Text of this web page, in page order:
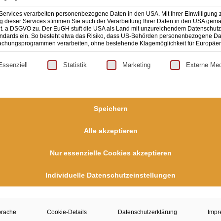
VERANSTALTUNGEN
Hinweis
Es sind keine anstehenden
Veranstaltungen vorhanden.
verarbeiten personenbezogene Daten in den USA. Mit Ihrer Einwilligung
dieser Services stimmen Sie auch der Verarbeitung Ihrer Daten in den USA
a DSGVO zu. Der EuGH stuft die USA als Land mit unzureichendem
ein. So besteht etwa das Risiko, dass US-Behörden personenbezogene
verarbeiten, ohne bestehende Klagemöglichkeit für Europäer.
eine Liste der Service-Gruppen, für die eine
Statistik Marketing Externe
Speichern
Alle akzeptieren
Nur essenzielle Cookies akzeptieren
Individuelle Datenschutzeinstellungen
Cookie-Details Datenschutzerklärung